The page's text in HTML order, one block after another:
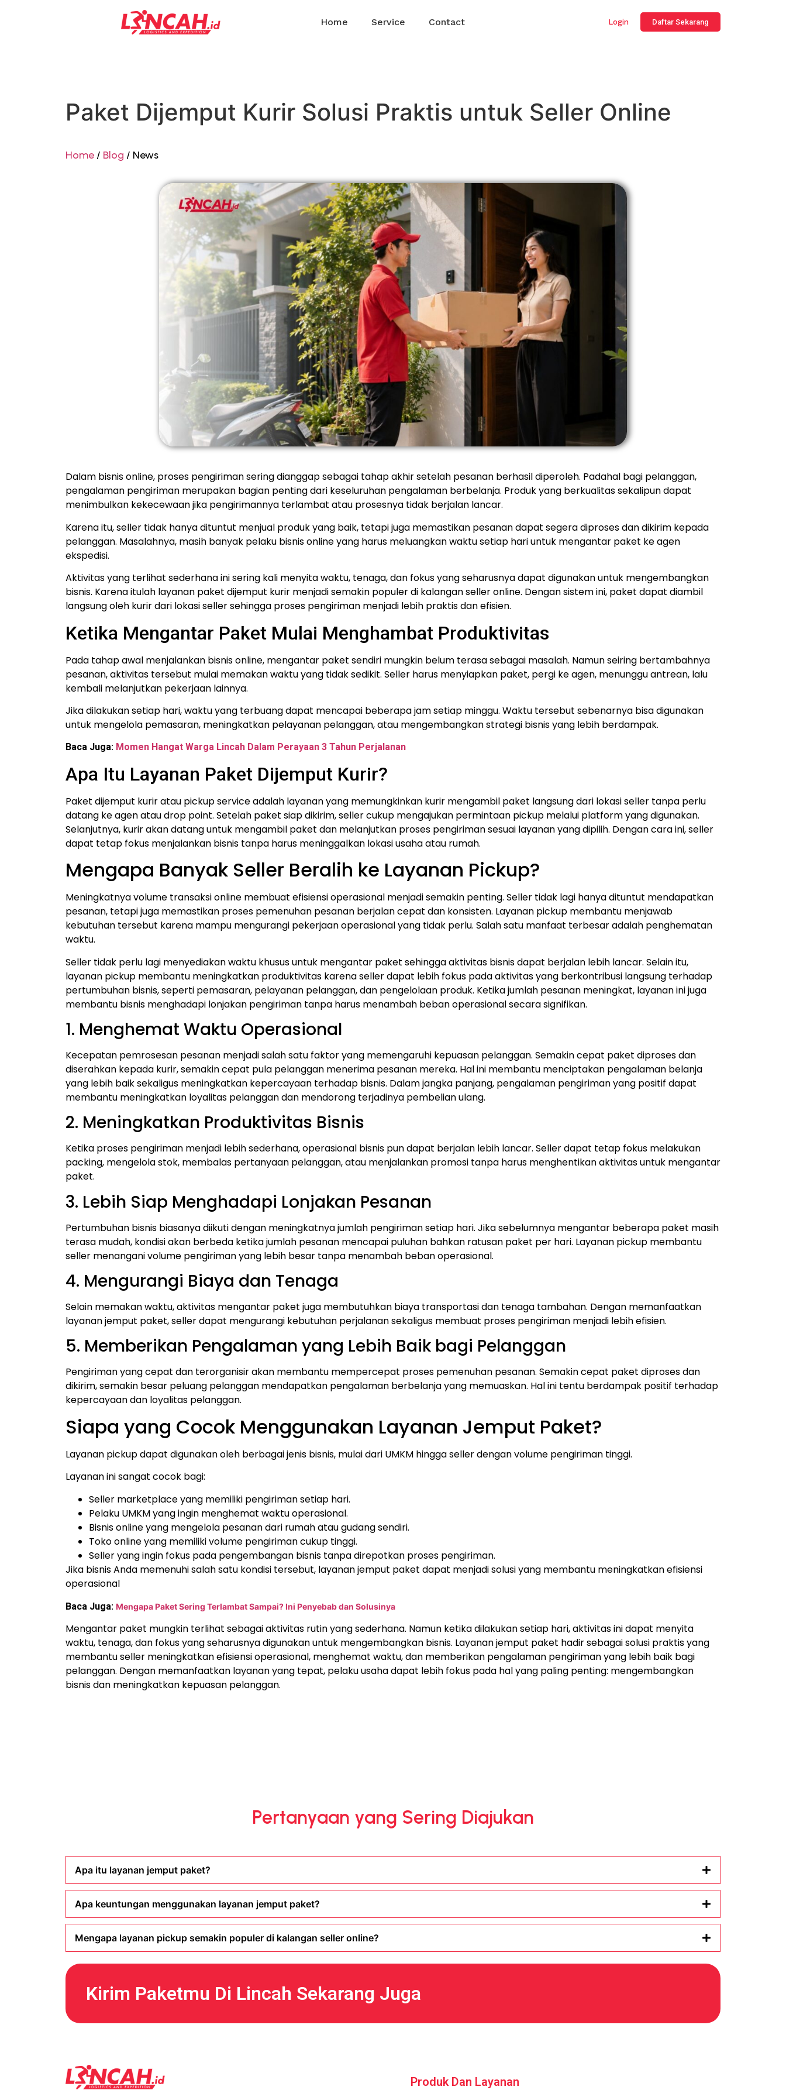
Home Service Contact Login Daftar Sekarang
Paket Dijemput Kurir Solusi Praktis untuk Seller Online
Home / Blog / News
Dalam bisnis online, proses pengiriman sering dianggap sebagai tahap akhir setelah pesanan berhasil diperoleh. Padahal bagi pelanggan,
pengalaman pengiriman merupakan bagian penting dari keseluruhan pengalaman berbelanja. Produk yang berkualitas sekalipun dapat
menimbulkan kekecewaan jika pengirimannya terlambat atau prosesnya tidak berjalan lancar.
Karena itu, seller tidak hanya dituntut menjual produk yang baik, tetapi juga memastikan pesanan dapat segera diproses dan dikirim kepada
pelanggan. Masalahnya, masih banyak pelaku bisnis online yang harus meluangkan waktu setiap hari untuk mengantar paket ke agen
ekspedisi.
Aktivitas yang terlihat sederhana ini sering kali menyita waktu, tenaga, dan fokus yang seharusnya dapat digunakan untuk mengembangkan
bisnis. Karena itulah layanan paket dijemput kurir menjadi semakin populer di kalangan seller online. Dengan sistem ini, paket dapat diambil
langsung oleh kurir dari lokasi seller sehingga proses pengiriman menjadi lebih praktis dan efisien.
Ketika Mengantar Paket Mulai Menghambat Produktivitas
Pada tahap awal menjalankan bisnis online, mengantar paket sendiri mungkin belum terasa sebagai masalah. Namun seiring bertambahnya
pesanan, aktivitas tersebut mulai memakan waktu yang tidak sedikit. Seller harus menyiapkan paket, pergi ke agen, menunggu antrean, lalu
kembali melanjutkan pekerjaan lainnya.
Jika dilakukan setiap hari, waktu yang terbuang dapat mencapai beberapa jam setiap minggu. Waktu tersebut sebenarnya bisa digunakan
untuk mengelola pemasaran, meningkatkan pelayanan pelanggan, atau mengembangkan strategi bisnis yang lebih berdampak.
Baca Juga: Momen Hangat Warga Lincah Dalam Perayaan 3 Tahun Perjalanan
Apa Itu Layanan Paket Dijemput Kurir?
Paket dijemput kurir atau pickup service adalah layanan yang memungkinkan kurir mengambil paket langsung dari lokasi seller tanpa perlu
datang ke agen atau drop point. Setelah paket siap dikirim, seller cukup mengajukan permintaan pickup melalui platform yang digunakan.
Selanjutnya, kurir akan datang untuk mengambil paket dan melanjutkan proses pengiriman sesuai layanan yang dipilih. Dengan cara ini, seller
dapat tetap fokus menjalankan bisnis tanpa harus meninggalkan lokasi usaha atau rumah.
Mengapa Banyak Seller Beralih ke Layanan Pickup?
Meningkatnya volume transaksi online membuat efisiensi operasional menjadi semakin penting. Seller tidak lagi hanya dituntut mendapatkan
pesanan, tetapi juga memastikan proses pemenuhan pesanan berjalan cepat dan konsisten. Layanan pickup membantu menjawab
kebutuhan tersebut karena mampu mengurangi pekerjaan operasional yang tidak perlu. Salah satu manfaat terbesar adalah penghematan
waktu.
Seller tidak perlu lagi menyediakan waktu khusus untuk mengantar paket sehingga aktivitas bisnis dapat berjalan lebih lancar. Selain itu,
layanan pickup membantu meningkatkan produktivitas karena seller dapat lebih fokus pada aktivitas yang berkontribusi langsung terhadap
pertumbuhan bisnis, seperti pemasaran, pelayanan pelanggan, dan pengelolaan produk. Ketika jumlah pesanan meningkat, layanan ini juga
membantu bisnis menghadapi lonjakan pengiriman tanpa harus menambah beban operasional secara signifikan.
1. Menghemat Waktu Operasional
Kecepatan pemrosesan pesanan menjadi salah satu faktor yang memengaruhi kepuasan pelanggan. Semakin cepat paket diproses dan
diserahkan kepada kurir, semakin cepat pula pelanggan menerima pesanan mereka. Hal ini membantu menciptakan pengalaman belanja
yang lebih baik sekaligus meningkatkan kepercayaan terhadap bisnis. Dalam jangka panjang, pengalaman pengiriman yang positif dapat
membantu meningkatkan loyalitas pelanggan dan mendorong terjadinya pembelian ulang.
2. Meningkatkan Produktivitas Bisnis
Ketika proses pengiriman menjadi lebih sederhana, operasional bisnis pun dapat berjalan lebih lancar. Seller dapat tetap fokus melakukan
packing, mengelola stok, membalas pertanyaan pelanggan, atau menjalankan promosi tanpa harus menghentikan aktivitas untuk mengantar
paket.
3. Lebih Siap Menghadapi Lonjakan Pesanan
Pertumbuhan bisnis biasanya diikuti dengan meningkatnya jumlah pengiriman setiap hari. Jika sebelumnya mengantar beberapa paket masih
terasa mudah, kondisi akan berbeda ketika jumlah pesanan mencapai puluhan bahkan ratusan paket per hari. Layanan pickup membantu
seller menangani volume pengiriman yang lebih besar tanpa menambah beban operasional.
4. Mengurangi Biaya dan Tenaga
Selain memakan waktu, aktivitas mengantar paket juga membutuhkan biaya transportasi dan tenaga tambahan. Dengan memanfaatkan
layanan jemput paket, seller dapat mengurangi kebutuhan perjalanan sekaligus membuat proses pengiriman menjadi lebih efisien.
5. Memberikan Pengalaman yang Lebih Baik bagi Pelanggan
Pengiriman yang cepat dan terorganisir akan membantu mempercepat proses pemenuhan pesanan. Semakin cepat paket diproses dan
dikirim, semakin besar peluang pelanggan mendapatkan pengalaman berbelanja yang memuaskan. Hal ini tentu berdampak positif terhadap
kepercayaan dan loyalitas pelanggan.
Siapa yang Cocok Menggunakan Layanan Jemput Paket?
Layanan pickup dapat digunakan oleh berbagai jenis bisnis, mulai dari UMKM hingga seller dengan volume pengiriman tinggi.
Layanan ini sangat cocok bagi:
Seller marketplace yang memiliki pengiriman setiap hari.
Pelaku UMKM yang ingin menghemat waktu operasional.
Bisnis online yang mengelola pesanan dari rumah atau gudang sendiri.
Toko online yang memiliki volume pengiriman cukup tinggi.
Seller yang ingin fokus pada pengembangan bisnis tanpa direpotkan proses pengiriman.
Jika bisnis Anda memenuhi salah satu kondisi tersebut, layanan jemput paket dapat menjadi solusi yang membantu meningkatkan efisiensi
operasional
Baca Juga: Mengapa Paket Sering Terlambat Sampai? Ini Penyebab dan Solusinya
Mengantar paket mungkin terlihat sebagai aktivitas rutin yang sederhana. Namun ketika dilakukan setiap hari, aktivitas ini dapat menyita
waktu, tenaga, dan fokus yang seharusnya digunakan untuk mengembangkan bisnis. Layanan jemput paket hadir sebagai solusi praktis yang
membantu seller meningkatkan efisiensi operasional, menghemat waktu, dan memberikan pengalaman pengiriman yang lebih baik bagi
pelanggan. Dengan memanfaatkan layanan yang tepat, pelaku usaha dapat lebih fokus pada hal yang paling penting: mengembangkan
bisnis dan meningkatkan kepuasan pelanggan.
Pertanyaan yang Sering Diajukan
Apa itu layanan jemput paket?
Apa keuntungan menggunakan layanan jemput paket?
Mengapa layanan pickup semakin populer di kalangan seller online?
Kirim Paketmu Di Lincah Sekarang Juga
Produk Dan Layanan